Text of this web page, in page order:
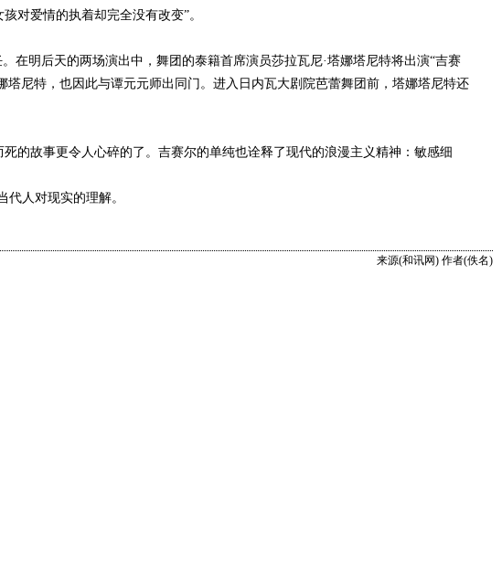
对爱情的执着却完全没有改变”。
明后天的两场演出中，舞团的泰籍首席演员莎拉瓦尼·塔娜塔尼特将出演“吉赛
尼特，也因此与谭元元师出同门。进入日内瓦大剧院芭蕾舞团前，塔娜塔尼特还
故事更令人心碎的了。吉赛尔的单纯也诠释了现代的浪漫主义精神：敏感细
人对现实的理解。
来源(和讯网) 作者(佚名)